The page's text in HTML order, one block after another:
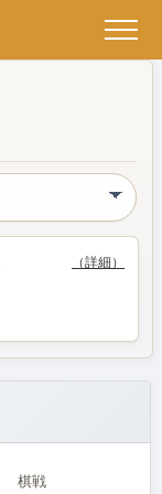
（詳細）
棋戦